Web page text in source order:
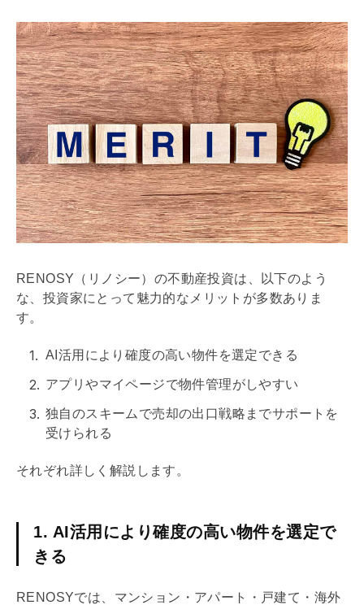
RENOSY（リノシー）の不動産投資は、以下のよう
な、投資家にとって魅力的なメリットが多数ありま
す。
AI活用により確度の高い物件を選定できる
アプリやマイページで物件管理がしやすい
独自のスキームで売却の出口戦略 までサポートを
受けられる
それぞれ詳しく解説します。
1. AI活用により確度の高い物件を選定で
きる
RENOSYでは、マンション・アパート・戸建て・海外